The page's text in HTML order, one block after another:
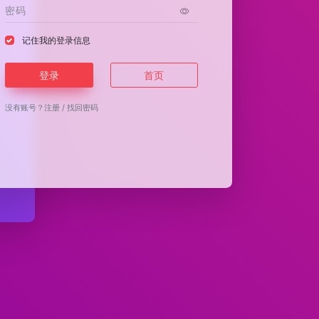
记住我的登录信息
登录 首页
没有账号？注册 /找回密码